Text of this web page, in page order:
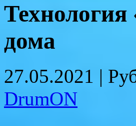
дома
27.05.2021 |
DrumON